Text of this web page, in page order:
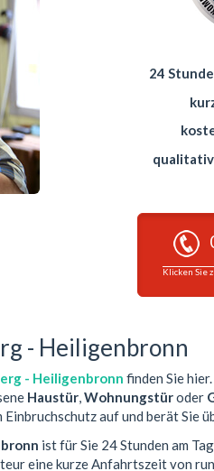
24
Klicken Sie
- Heiligenbronn
- Heiligenbronn finden Sie
Haustür,Wohnungstüroder
auf und berät
ist für Sie 24 Stunden am
eine kurze Anfahrtszeit von